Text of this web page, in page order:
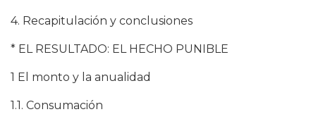
4. Recapitulación y conclusiones
* EL RESULTADO: EL HECHO PUNIBLE
1 El monto y la anualidad
1.1. Consumación